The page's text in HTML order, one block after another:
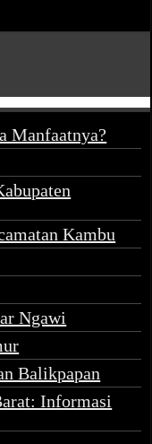
Manfaatnya?
Kambu
Ngawi
Balikpapan
Informasi